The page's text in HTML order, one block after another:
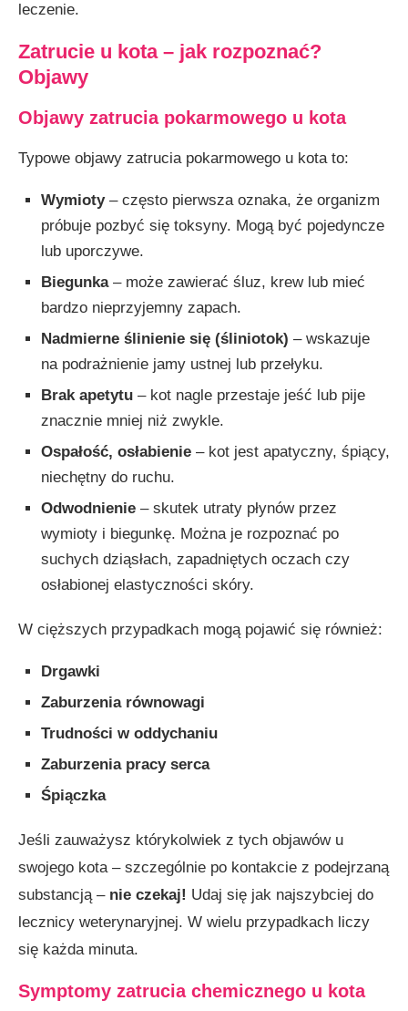
leczenie.
Zatrucie u kota – jak rozpoznać?
Objawy
Objawy zatrucia pokarmowego u kota
Typowe objawy zatrucia pokarmowego u kota to:
Wymioty– często pierwsza oznaka, że organizm
próbuje pozbyć się toksyny. Mogą być pojedyncze
lub uporczywe.
Biegunka– może zawierać śluz, krew lub mieć
bardzo nieprzyjemny zapach.
Nadmierne ślinienie się (śliniotok) – wskazuje
na podrażnienie jamy ustnej lub przełyku.
Brak apetytu – kot nagle przestaje jeść lub pije
znacznie mniej niż zwykle.
Ospałość, osłabienie – kot jest apatyczny, śpiący,
niechętny do ruchu.
Odwodnienie – skutek utraty płynów przez
wymioty i biegunkę. Można je rozpoznać po
suchych dziąsłach, zapadniętych oczach czy
osłabionej elastyczności skóry.
W cięższych przypadkach mogą pojawić się również:
Drgawki
Zaburzenia równowagi
Trudności w oddychaniu
Zaburzenia pracy serca
Śpiączka
Jeśli zauważysz którykolwiek z tych objawów u
swojego kota – szczególnie po kontakcie z podejrzaną
substancją – nie czekaj! Udaj się jak najszybciej do
lecznicy weterynaryjnej. W wielu przypadkach liczy
się każda minuta.
Symptomy zatrucia chemicznego u kota